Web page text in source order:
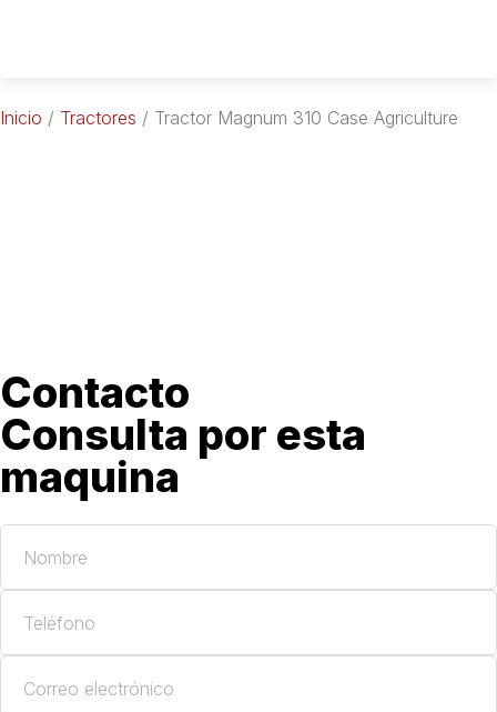
Inicio / Tractores / Tractor Magnum 310 Case Agriculture
Contacto
Consulta por esta
maquina